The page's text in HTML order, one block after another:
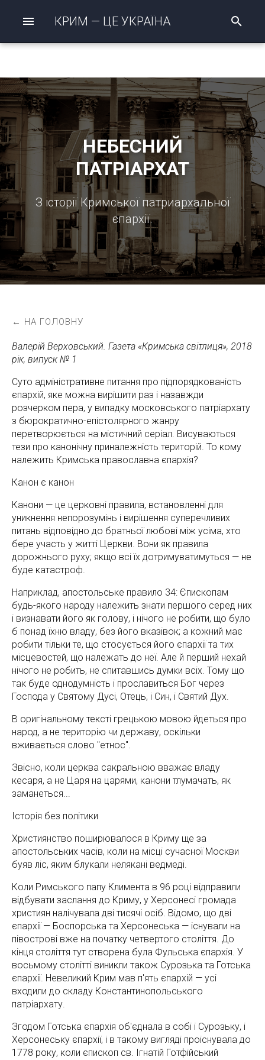
КРИМ — ЦЕ УКРАЇНА
о
р
о
з
п
о
ч
а
о
НЕБЕСНИЙ
ПАТРІАРХАТ
З історії Кримської патриархальної
єпархії.
← НА ГОЛОВНУ
Валерій Верховський. Газета «Кримська світлиця», 2018
рік, випуск № 1
Суто адміністративне питання про підпорядкованість
єпархій, яке можна вирішити раз і назавжди
розчерком пера, у випадку московського патріархату
з бюрократично-епістолярного жанру
перетворюється на містичний серіал. Висуваються
тези про канонічну приналежність територій. То кому
належить Кримська православна єпархія?
Канон є канон
Канони — це церковні правила, встановленні для
уникнення непорозумінь і вирішення суперечливих
питань відповідно до братньої любові між усіма, хто
бере участь у житті Церкви. Вони як правила
дорожнього руху; якщо всі їх дотримуватимуться — не
буде катастроф.
Наприклад, апостольське правило 34: Єпископам
будь-якого народу належить знати першого серед них
і визнавати його як голову, і нічого не робити, що було
б понад їхню владу, без його вказівок; а кожний має
робити тільки те, що стосується його єпархії та тих
місцевостей, що належать до неї. Але й перший нехай
нічого не робить, не спитавшись думки всіх. Тому що
так буде однодумність і прославиться Бог через
Господа у Святому Дусі, Отець, і Син, і Святий Дух.
В оригінальному тексті грецькою мовою йдеться про
народ, а не територію чи державу, оскільки
вживається слово "етнос".
Звісно, коли церква сакральною вважає владу
кесаря, а не Царя на царями, канони тлумачать, як
заманеться...
Історія без політики
Християнство поширювалося в Криму ще за
апостольських часів, коли на місці сучасної Москви
буяв ліс, яким блукали нелякані ведмеді.
Коли Римського папу Климента в 96 році відправили
відбувати заслання до Криму, у Херсонесі громада
християн налічувала дві тисячі осіб. Відомо, що дві
єпархії — Боспорська та Херсонеська — існували на
півострові вже на початку четвертого століття. До
кінця століття тут створена була Фульська єпархія. У
восьмому столітті виникли також Сурозька та Готська
єпархії. Невеликий Крим мав п'ять єпархій — усі
входили до складу Константинопольського
патріархату.
Згодом Готська єпархія об'єднала в собі і Сурозьку, і
Херсонеську єпархії, і в такому вигляді проіснувала до
1778 року, коли єпископ св. Ігнатій Готфійський